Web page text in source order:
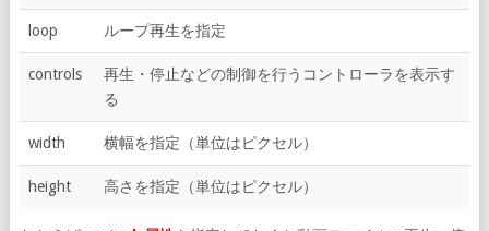
loop ループ再生を指定
controls
再生・停止などの制御を行うコントローラを表示す
る
width 横幅を指定（単位はピクセル）
height 高さを指定（単位はピクセル）